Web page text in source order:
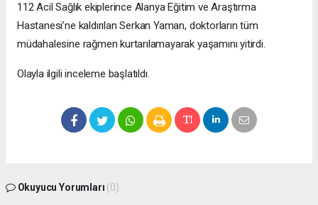
112 Acil Sağlık ekiplerince Alanya Eğitim ve Araştırma
Hastanesi’ne kaldırılan Serkan Yaman, doktorların tüm
müdahalesine rağmen kurtarılamayarak yaşamını yitirdi.
Olayla ilgili inceleme başlatıldı.
Okuyucu Yorumları (0)